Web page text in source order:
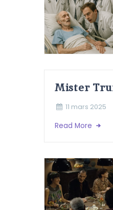
Mister
11 mars 2025
Read More